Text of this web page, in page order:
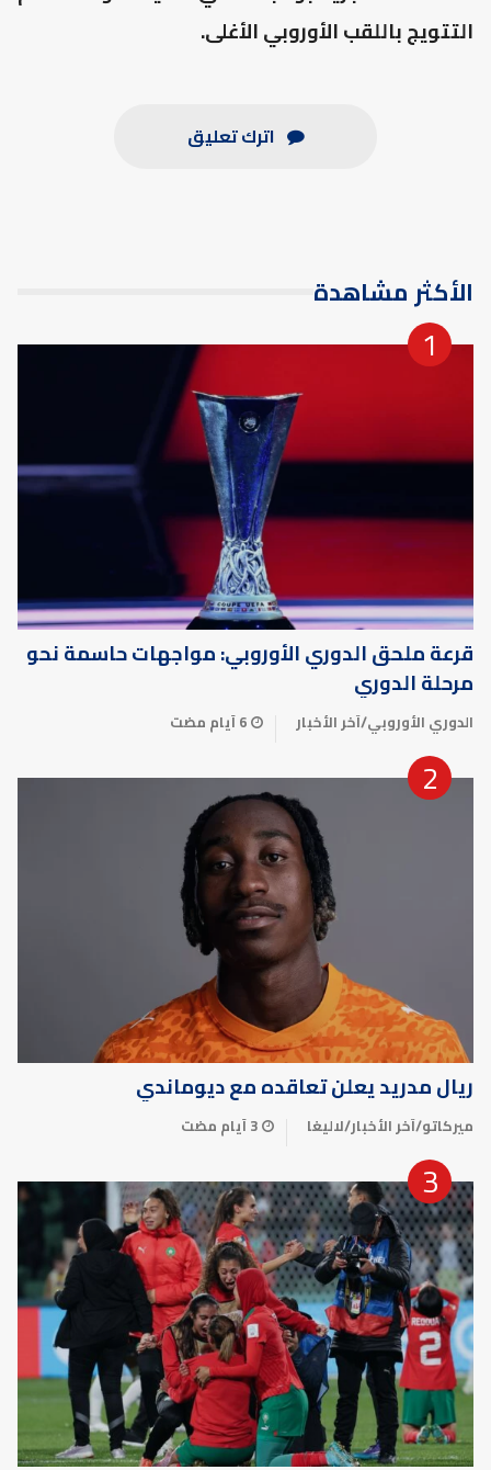
التتويج باللقب الأوروبي الأغلى.
اترك تعليق
الأكثر مشاهدة
قرعة ملحق الدوري الأوروبي: مواجهات حاسمة نحو
مرحلة الدوري
الدوري الأوروبي/آخر الأخبار 6 أيام مضت
ريال مدريد يعلن تعاقده مع ديوماندي
ميركاتو/آخر الأخبار/لاليغا 3 أيام مضت